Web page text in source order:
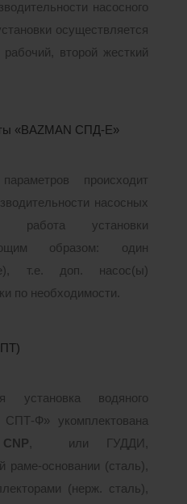
насосного
осуществляется
второй жесткий
«BAZMAN СПД-Е»
происходит
насосных
работа установки
образом: один
т.е. доп. насос(ы)
по необходимости.
установка водяного
Ф» укомплектована
CNP, или ГУДДИ,
раме-основании (сталь),
(нерж. сталь),